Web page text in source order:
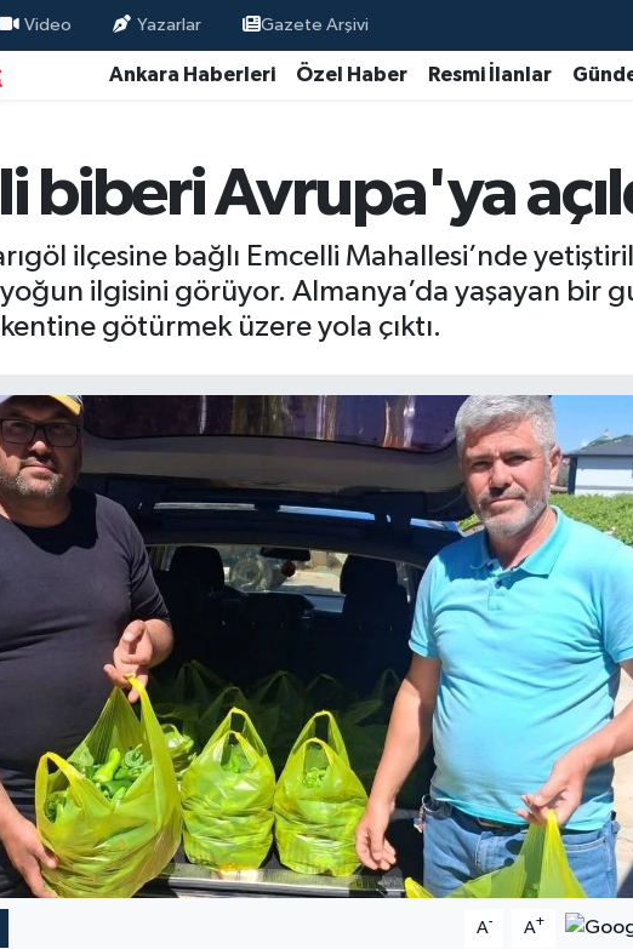
Video Yazarlar Gazete Arşivi
Ankara Haberleri Özel Haber Resmi İlanlar
biberi Avrupa'ya
ilçesine bağlı Emcelli Mahallesi’nde
ilgisini görüyor. Almanya’da yaşayan bir
götürmek üzere yola çıktı.
A- A+